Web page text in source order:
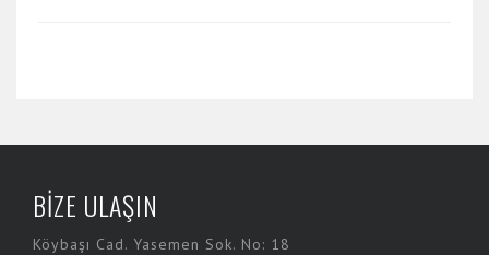
BİZE ULAŞIN
Köybaşı Cad. Yasemen Sok. No: 18